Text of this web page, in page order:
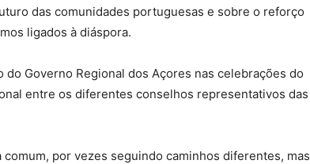
das comunidades portuguesas e sobre o reforço
ligados à diáspora.
Governo Regional dos Açores nas celebrações do
entre os diferentes conselhos representativos das
comum, por vezes seguindo caminhos diferentes, mas